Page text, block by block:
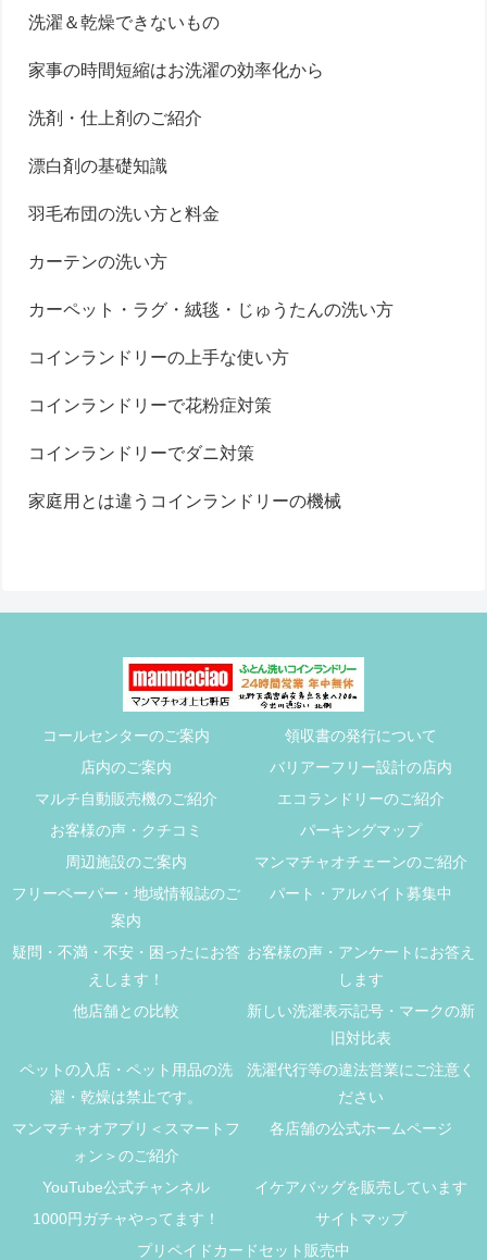
洗濯＆乾燥できないもの
家事の時間短縮はお洗濯の効率化から
洗剤・仕上剤のご紹介
漂白剤の基礎知識
羽毛布団の洗い方と料金
カーテンの洗い方
カーペット・ラグ・絨毯・じゅうたんの洗い方
コインランドリーの上手な使い方
コインランドリーで花粉症対策
コインランドリーでダニ対策
家庭用とは違うコインランドリーの機械
コールセンターのご案内
領収書の発行について
店内のご案内
バリアーフリー設計の店内
マルチ自動販売機のご紹介
エコランドリーのご紹介
お客様の声・クチコミ
パーキングマップ
周辺施設のご案内
マンマチャオチェーンのご紹介
フリーペーパー・地域情報誌のご
案内
パート・アルバイト募集中
疑問・不満・不安・困ったにお答
えします！
お客様の声・アンケートにお答え
します
他店舗との比較
新しい洗濯表示記号・マークの新
旧対比表
ペットの入店・ペット用品の洗
濯・乾燥は禁止です。
洗濯代行等の違法営業にご注意く
ださい
マンマチャオアプリ＜スマートフ
ォン＞のご紹介
各店舗の公式ホームページ
YouTube公式チャンネル
イケアバッグを販売しています
1000円ガチャやってます！
サイトマップ
プリペイドカードセット販売中